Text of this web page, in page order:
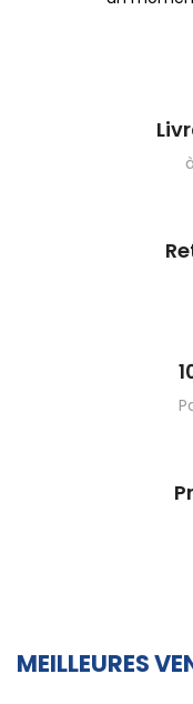
MEILLEURES